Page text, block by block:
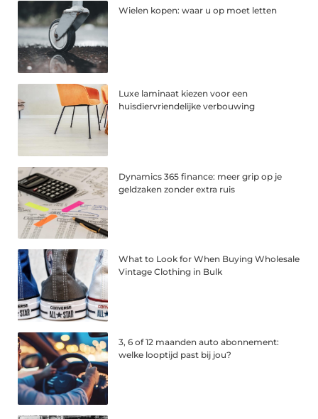
Wielen kopen: waar u op moet letten
Luxe laminaat kiezen voor een
huisdiervriendelijke verbouwing
Dynamics 365 finance: meer grip op je
geldzaken zonder extra ruis
What to Look for When Buying Wholesale
Vintage Clothing in Bulk
3, 6 of 12 maanden auto abonnement:
welke looptijd past bij jou?